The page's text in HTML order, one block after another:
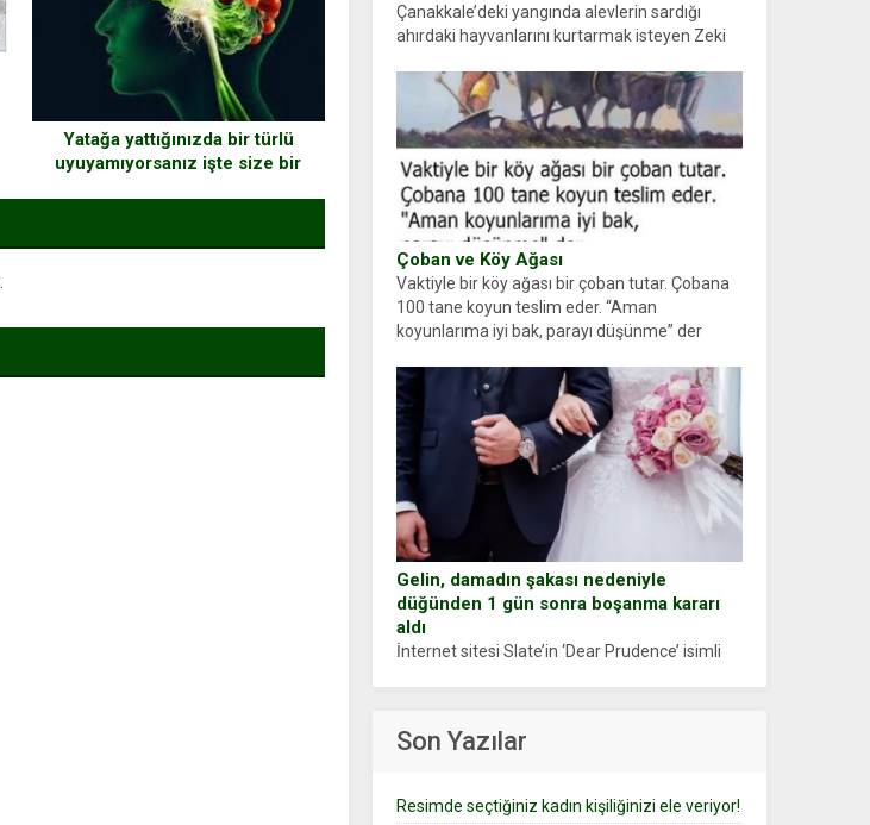
Çanakkale’deki yangında alevlerin sardığı
ahırdaki hayvanlarını kurtarmak isteyen Zeki
ellerinde yanıklar oluşan Demir, kâbus dolu
anları anlattı… Merkeze bağlı...
Çoban ve Köy Ağası
Vaktiyle bir köy ağası bir çoban tutar. Çobana
100 tane koyun teslim eder. “Aman
koyunlarıma iyi bak, parayı düşünme” der
Gelin, damadın şakası nedeniyle
düğünden 1 gün sonra boşanma kararı
aldı
İnternet sitesi Slate’in ‘Dear Prudence’ isimli
Son Yazılar
Resimde seçtiğiniz kadın kişiliğinizi ele veriyor!
Yatağa yattığınızda bir türlü
uyuyamıyorsanız işte size bir